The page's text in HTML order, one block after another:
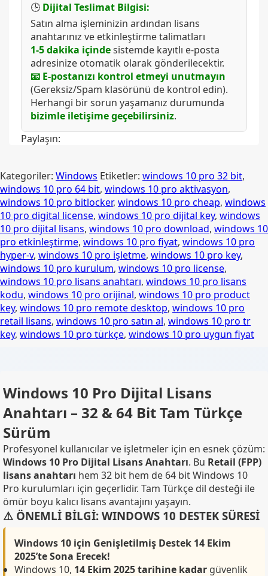
🕒 Dijital Teslimat Bilgisi:
Satın alma işleminizin ardından lisans
anahtarınız ve etkinleştirme talimatları
1-5 dakika içindesistemde kayıtlı e-posta
adresinize otomatik olarak gönderilecektir.
📧 E-postanızı kontrol etmeyi unutmayın
(Gereksiz/Spam klasörünü de kontrol edin).
Herhangi bir sorun yaşamanız durumunda
bizimle iletişime geçebilirsiniz.
Paylaşın:
Kategoriler: Windows Etiketler: windows 10 pro 32 bit,
windows 10 pro 64 bit, windows 10 pro aktivasyon,
windows 10 pro bitlocker, windows 10 pro cheap, windows
10 pro digital license, windows 10 pro dijital key, windows
10 pro dijital lisans, windows 10 pro download, windows 10
pro etkinleştirme, windows 10 pro fiyat, windows 10 pro
hyper-v, windows 10 pro işletme, windows 10 pro key,
windows 10 pro kurulum, windows 10 pro license,
windows 10 pro lisans anahtarı, windows 10 pro lisans
kodu, windows 10 pro orijinal, windows 10 pro product
key, windows 10 pro remote desktop, windows 10 pro
retail lisans, windows 10 pro satın al, windows 10 pro tr
key, windows 10 pro türkçe, windows 10 pro uygun fiyat
Windows 10 Pro Dijital Lisans
Anahtarı – 32 & 64 Bit Tam Türkçe
Sürüm
Profesyonel kullanıcılar ve işletmeler için en esnek çözüm:
Windows 10 Pro Dijital Lisans Anahtarı. Bu Retail (FPP)
lisans anahtarı hem 32 bit hem de 64 bit Windows 10
Pro kurulumları için geçerlidir. Tam Türkçe dil desteği ile
ömür boyu kalıcı lisans avantajını yaşayın.
⚠️ ÖNEMLİ BİLGİ: WINDOWS 10 DESTEK SÜRESİ
Windows 10 için Genişletilmiş Destek 14 Ekim
2025’te Sona Erecek!
Windows 10, 14 Ekim 2025 tarihine kadar güvenlik